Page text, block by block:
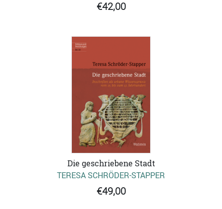
€42,00
Die geschriebene Stadt
TERESA SCHRÖDER-STAPPER
€49,00